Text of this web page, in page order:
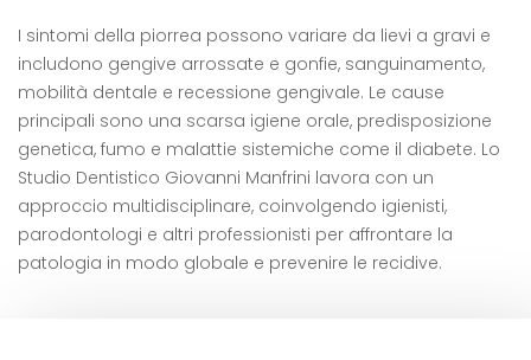
I sintomi della piorrea possono variare da lievi a gravi e
includono gengive arrossate e gonfie, sanguinamento,
mobilità dentale e recessione gengivale. Le cause
principali sono una scarsa igiene orale, predisposizione
genetica, fumo e malattie sistemiche come il diabete. Lo
Studio Dentistico Giovanni Manfrini lavora con un
approccio multidisciplinare, coinvolgendo igienisti,
parodontologi e altri professionisti per affrontare la
patologia in modo globale e prevenire le recidive.